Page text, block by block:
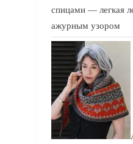
спицами — легкая
ажурным узором